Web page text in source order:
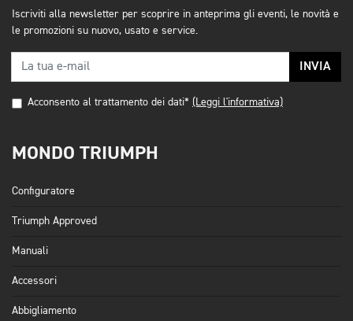
Iscriviti alla newsletter per scoprire in anteprima gli eventi, le novità e
le promozioni su nuovo, usato e service.
INVIA
Acconsento al trattamento dei dati* (Leggi l'informativa)
MONDO TRIUMPH
Configuratore
Triumph Approved
Manuali
Accessori
Abbigliamento